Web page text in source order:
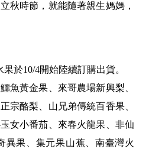
秋時節，就能隨著親生媽媽，
於10/4開始陸續訂購出貨。
魚黃金果、來哥農場新興梨、
宗酪梨、山兄弟傳統百香果、
女小番茄、來春火龍果、非仙
異果、集元果山蕉、南臺灣火